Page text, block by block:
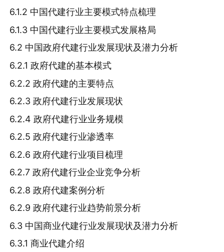
6.1.2 中国代建行业主要模式特点梳理
6.1.3 中国代建行业主要模式发展格局
6.2 中国政府代建行业发展现状及潜力分析
6.2.1 政府代建的基本模式
6.2.2 政府代建的主要特点
6.2.3 政府代建行业发展现状
6.2.4 政府代建行业业务规模
6.2.5 政府代建行业渗透率
6.2.6 政府代建行业项目梳理
6.2.7 政府代建行业企业竞争分析
6.2.8 政府代建案例分析
6.2.9 政府代建行业趋势前景分析
6.3 中国商业代建行业发展现状及潜力分析
6.3.1 商业代建介绍